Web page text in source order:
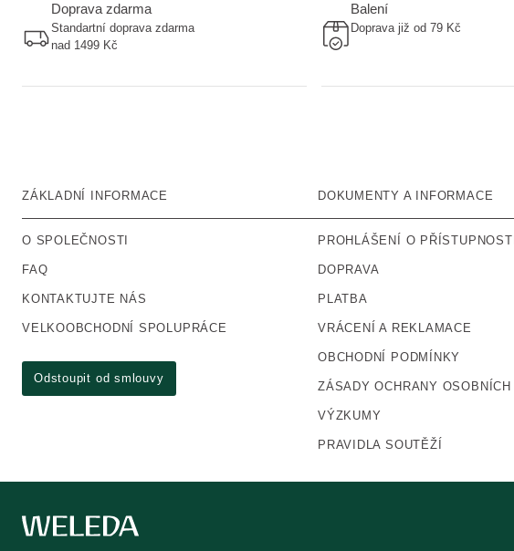
Doprava zdarma
Standartní doprava zdarma
nad 1499 Kč
Balení
Doprava již od 79 Kč
ZÁKLADNÍ INFORMACE
O SPOLEČNOSTI
FAQ
KONTAKTUJTE NÁS
VELKOOBCHODNÍ SPOLUPRÁCE
Odstoupit od smlouvy
DOKUMENTY A INFORMACE
PROHLÁŠENÍ O PŘÍSTUPNOSTI
DOPRAVA
PLATBA
VRÁCENÍ A REKLAMACE
OBCHODNÍ PODMÍNKY
ZÁSADY OCHRANY OSOBNÍCH
VÝZKUMY
PRAVIDLA SOUTĚŽÍ